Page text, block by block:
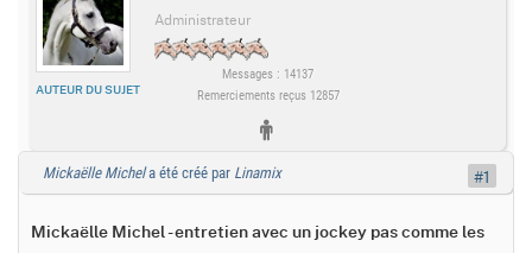
AUTEUR DU SUJET
Administrateur
Messages : 14137
Remerciements reçus 12857
Mickaëlle Michela été créé par Linamix
Mickaëlle Michel - entretien avec un jockey pas comme les
#1